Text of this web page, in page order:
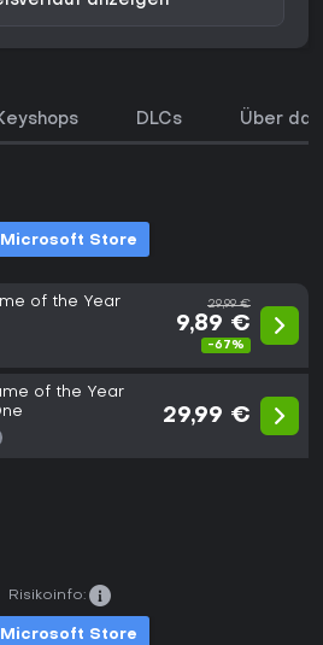
DLCs Über
Microsoft Store
of the Year
29,99 €
9,89 €
-67%
of the Year
29,99 €
Microsoft Store
Risikoinfo: